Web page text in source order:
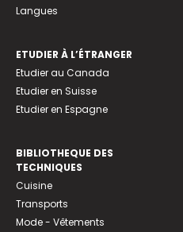
Langues
ETUDIER À L’ÉTRANGER
Etudier au Canada
Etudier en Suisse
Etudier en Espagne
BIBLIOTHEQUE DES
TECHNIQUES
Cuisine
Transports
Mode - Vêtements